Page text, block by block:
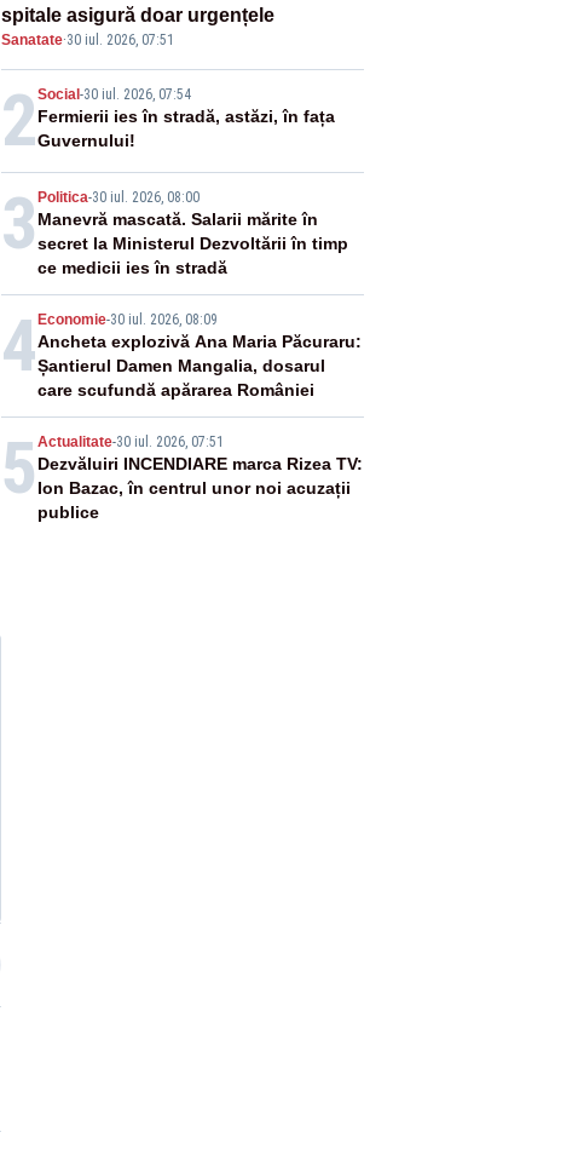
spitale asigură doar urgențele
Sanatate·30 iul. 2026, 07:51
2Social -30 iul. 2026, 07:54
Fermierii ies în stradă, astăzi, în fața
Guvernului!
3 Politica-30 iul. 2026, 08:00
Manevră mascată. Salarii mărite în
secret la Ministerul Dezvoltării în timp
ce medicii ies în stradă
4 Economie-30 iul. 2026, 08:09
Ancheta explozivă Ana Maria Păcuraru:
Șantierul Damen Mangalia, dosarul
care scufundă apărarea României
5 Actualitate-30 iul. 2026, 07:51
Dezvăluiri INCENDIARE marca Rizea TV:
Ion Bazac, în centrul unor noi acuzații
publice